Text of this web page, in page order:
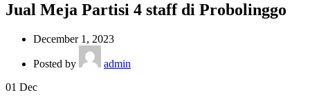
Jual Meja Partisi 4 staff di Probolinggo
December 1, 2023
Posted by
admin
01 Dec